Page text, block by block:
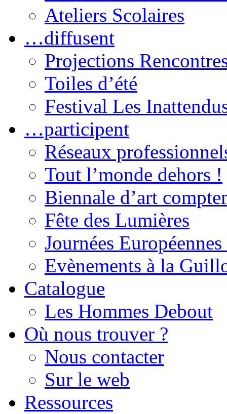
Ateliers Scolaires
…diffusent
Projections
Toiles d’été
Festival Les
…participent
Réseaux
Tout l’monde dehors !
Biennale d’art
Fête des Lumières
Journées
Evènements à la
Catalogue
Les Hommes Debout
Où nous trouver ?
Nous contacter
Sur le web
Ressources